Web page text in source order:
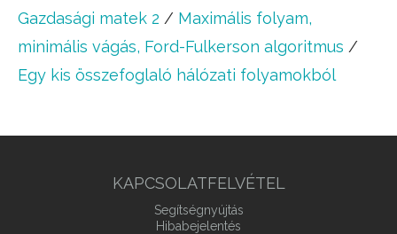
Gazdasági matek 2 / Maximális folyam,
minimális vágás, Ford-Fulkerson algoritmus /
Egy kis összefoglaló hálózati folyamokból
KAPCSOLATFELVÉTEL
Segítségnyújtás
Hibabejelentés